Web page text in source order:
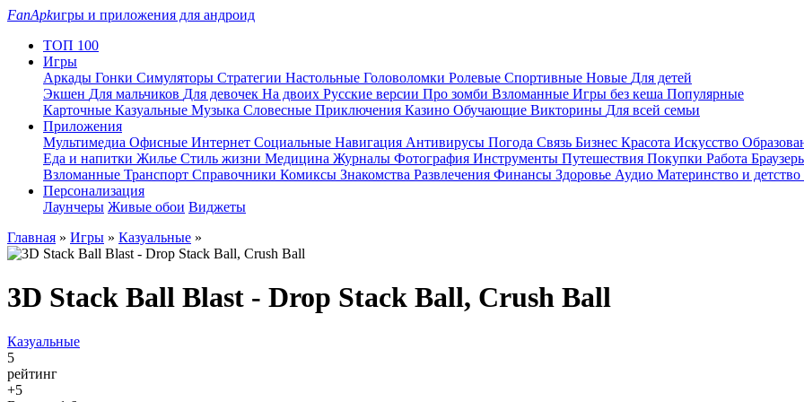
FanApkигры и приложения для андроид
ТОП 100
Игры
Аркады Гонки Симуляторы Стратегии Настольные Головоломки Ролевые Спортивные Новые Для детей
Экшен Для мальчиков Для девочек На двоих Русские версии Про зомби Взломанные Игры без кеша Популярные
Карточные Казуальные Музыка Словесные Приключения Казино Обучающие Викторины Для всей семьи
Приложения
Мультимедиа Офисные Интернет Социальные Навигация Антивирусы Погода Связь Бизнес Красота Искусство
Еда и напитки Жилье Стиль жизни Медицина Журналы Фотография Инструменты Путешествия Покупки Работа
Взломанные Транспорт Справочники Комиксы Знакомства Развлечения Финансы Здоровье Аудио Материнство и детство
Персонализация
Лаунчеры Живые обои Виджеты
Главная » Игры » Казуальные »
3D Stack Ball Blast - Drop Stack Ball, Crush Ball
Казуальные
5
рейтинг
+5